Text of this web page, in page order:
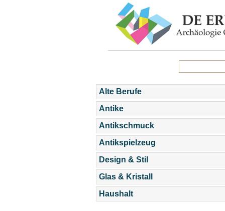
Alte Berufe
Antike
Antikschmuck
Antikspielzeug
Design & Stil
Glas & Kristall
Haushalt